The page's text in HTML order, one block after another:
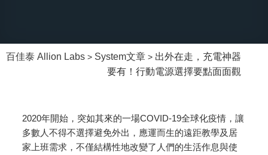
百佳泰 Allion Labs > System文章 > 出外在走，充電神器
要有！行動電源選擇要點面面觀
2020年開始，突如其來的一場COVID-19全球化疫情，讓
多數人不得不選擇避免外出，應運而生的遠距教學及居
家上班需求，不僅結構性地改變了人們的生活作息與使